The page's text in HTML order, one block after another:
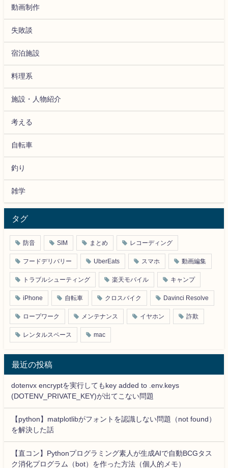
動画制作
失敗談
宿泊施設
料理系
施設・人物紹介
考える
自転車
釣り
雑学
タグ
防音 SIM まとめ レコーディング
フードデリバリー UberEats スマホ 動画編集
トラブルシューティング 楽天モバイル キャンプ
iPhone 自転車 クロスバイク Davinci Resolve
ロープワーク メンテナンス イヤホン 詐欺
レンタルスペース mac
最近の投稿
dotenvx encryptを実行してもkey added to .env.keys
(DOTENV_PRIVATE_KEY)が出てこない問題
【python】matplotlibがフォントを認識しない問題（not found）
を解決した話
【直コン】Pythonプログラミング素人が生成AIで自動BCGタス
ク消化プログラム（bot）を作った方法（個人的メモ）